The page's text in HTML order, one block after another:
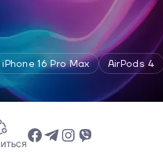
iPhone 16 Pro Max AirPods 4